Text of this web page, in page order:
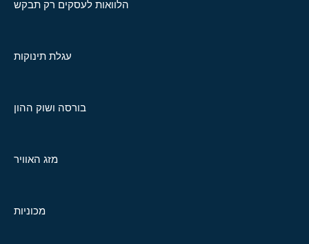
הלוואות לעסקים רק תבקש
עגלת תינוקות
בורסה ושוק ההון
מזג האוויר
מכוניות